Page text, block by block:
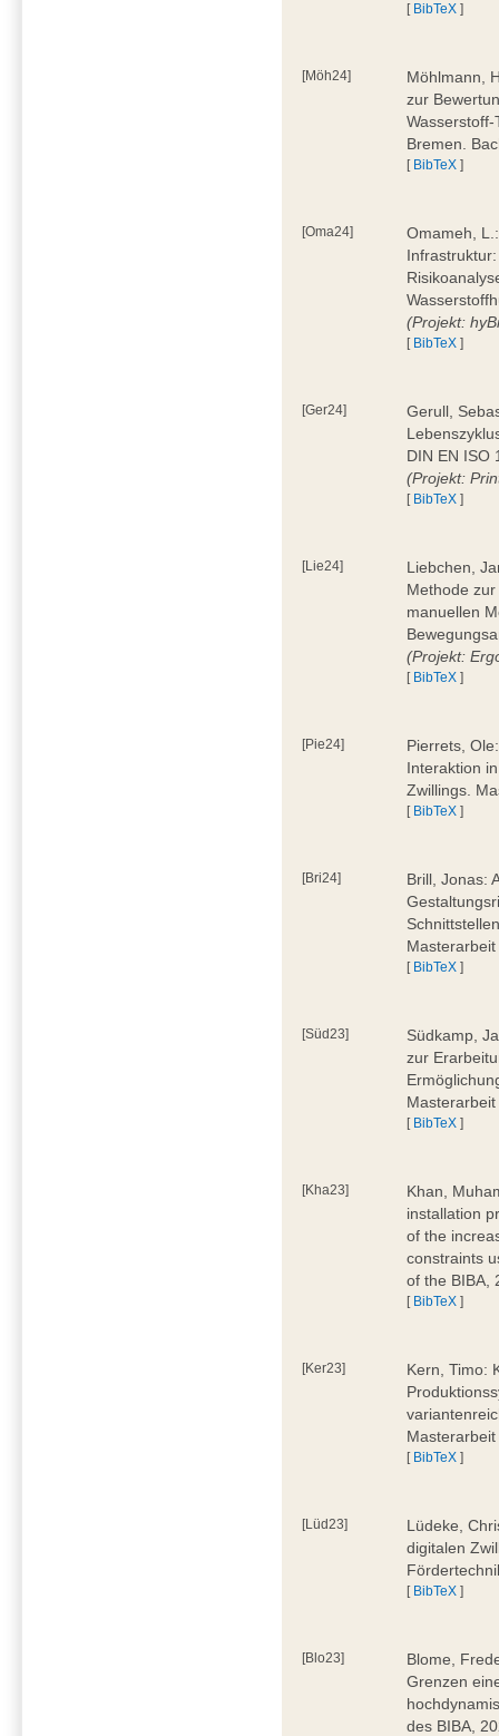
[ BibTeX ]
[Möh24]
Möhlmann,
zur
Bremen.
[ BibTeX ]
[Oma24]
Omameh,
(Projekt:
[ BibTeX ]
[Ger24]
Gerull,
DIN EN ISO
(Projekt:
[ BibTeX ]
[Lie24]
Liebchen,
Methode
manuellen
(Projekt:
[ BibTeX ]
[Pie24]
Pierrets,
Interaktion
Zwillings.
[ BibTeX ]
[Bri24]
Brill, Jonas:
[ BibTeX ]
[Süd23]
Südkamp,
zur
[ BibTeX ]
[Kha23]
Khan,
installation
of the
constraints
of the BIBA,
[ BibTeX ]
[Ker23]
Kern, Timo:
[ BibTeX ]
[Lüd23]
Lüdeke,
digitalen
[ BibTeX ]
[Blo23]
Blome,
Grenzen
des BIBA,